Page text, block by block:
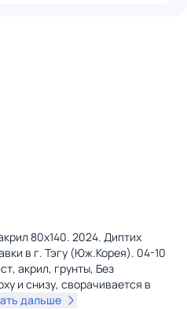
80x140. 2024. Диптих
в г. Тэгу (Юж.Корея). 04-10
акрил, грунты, Без
и снизу, сворачивается в
дальше